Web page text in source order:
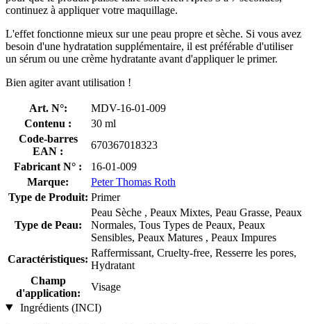
continuez à appliquer votre maquillage.
L'effet fonctionne mieux sur une peau propre et sèche. Si vous avez
besoin d'une hydratation supplémentaire, il est préférable d'utiliser
un sérum ou une crème hydratante avant d'appliquer le primer.
Bien agiter avant utilisation !
Art. N°:
MDV-16-01-009
Contenu :
30 ml
Code-barres
EAN :
670367018323
Fabricant N° :
16-01-009
Marque:
Peter Thomas Roth
Type de Produit: Primer
Type de Peau:
Peau Sèche , Peaux Mixtes, Peau Grasse, Peaux
Normales, Tous Types de Peaux, Peaux
Sensibles, Peaux Matures , Peaux Impures
Caractéristiques:
Raffermissant, Cruelty-free, Resserre les pores,
Hydratant
Champ
d'application:
Visage
Ingrédients (INCI)